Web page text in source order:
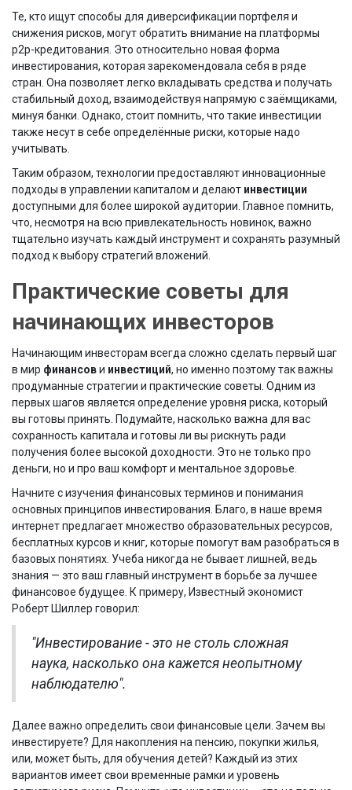
Те, кто ищут способы для диверсификации портфеля и
снижения рисков, могут обратить внимание на платформы
p2p-кредитования. Это относительно новая форма
инвестирования, которая зарекомендовала себя в ряде
стран. Она позволяет легко вкладывать средства и получать
стабильный доход, взаимодействуя напрямую с заёмщиками,
минуя банки. Однако, стоит помнить, что такие инвестиции
также несут в себе определённые риски, которые надо
учитывать.
Таким образом, технологии предоставляют инновационные
подходы в управлении капиталом и делают инвестиции
доступными для более широкой аудитории. Главное помнить,
что, несмотря на всю привлекательность новинок, важно
тщательно изучать каждый инструмент и сохранять разумный
подход к выбору стратегий вложений.
Практические советы для
начинающих инвесторов
Начинающим инвесторам всегда сложно сделать первый шаг
в мир финансови инвестиций, но именно поэтому так важны
продуманные стратегии и практические советы. Одним из
первых шагов является определение уровня риска, который
вы готовы принять. Подумайте, насколько важна для вас
сохранность капитала и готовы ли вы рискнуть ради
получения более высокой доходности. Это не только про
деньги, но и про ваш комфорт и ментальное здоровье.
Начните с изучения финансовых терминов и понимания
основных принципов инвестирования. Благо, в наше время
интернет предлагает множество образовательных ресурсов,
бесплатных курсов и книг, которые помогут вам разобраться в
базовых понятиях. Учеба никогда не бывает лишней, ведь
знания — это ваш главный инструмент в борьбе за лучшее
финансовое будущее. К примеру, Известный экономист
Роберт Шиллер говорил:
"Инвестирование - это не столь сложная
наука, насколько она кажется неопытному
наблюдателю".
Далее важно определить свои финансовые цели. Зачем вы
инвестируете? Для накопления на пенсию, покупки жилья,
или, может быть, для обучения детей? Каждый из этих
вариантов имеет свои временные рамки и уровень